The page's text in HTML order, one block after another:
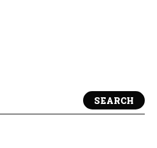
SEARCH